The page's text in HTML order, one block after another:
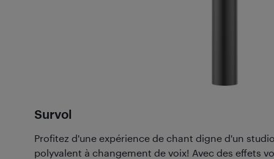
Survol
Profitez d'une expérience de chant digne d'un
polyvalent à changement de voix! Avec des effets